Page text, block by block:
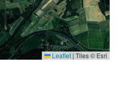
Leaflet | Tiles © Esri